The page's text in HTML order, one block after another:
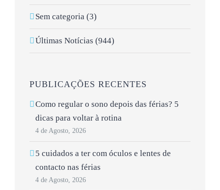
Sem categoria (3)
Últimas Notícias (944)
PUBLICAÇÕES RECENTES
Como regular o sono depois das férias? 5
dicas para voltar à rotina
4 de Agosto, 2026
5 cuidados a ter com óculos e lentes de
contacto nas férias
4 de Agosto, 2026